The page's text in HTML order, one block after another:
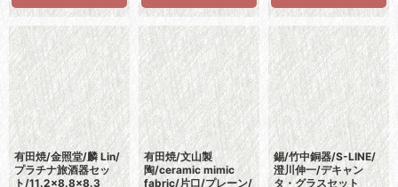
有田焼/金照堂/麟 Lin/
プラチナ旅酒器セッ
ト/11.2×8.8×8.3
有田焼/文山製
陶/ceramic mimic
fabric/片口/プレーン/
錫/竹中銅器/S-LINE/
澄川伸一/デキャン
タ・グラスセット